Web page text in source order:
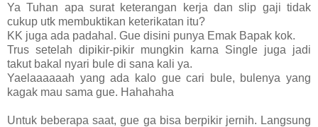
Ya Tuhan apa surat keterangan kerja dan slip gaji tidak
cukup utk membuktikan keterikatan itu?
KK juga ada padahal. Gue disini punya Emak Bapak kok.
Trus setelah dipikir-pikir mungkin karna Single juga jadi
takut bakal nyari bule di sana kali ya.
Yaelaaaaaah yang ada kalo gue cari bule, bulenya yang
kagak mau sama gue. Hahahaha
Untuk beberapa saat, gue ga bisa berpikir jernih. Langsung